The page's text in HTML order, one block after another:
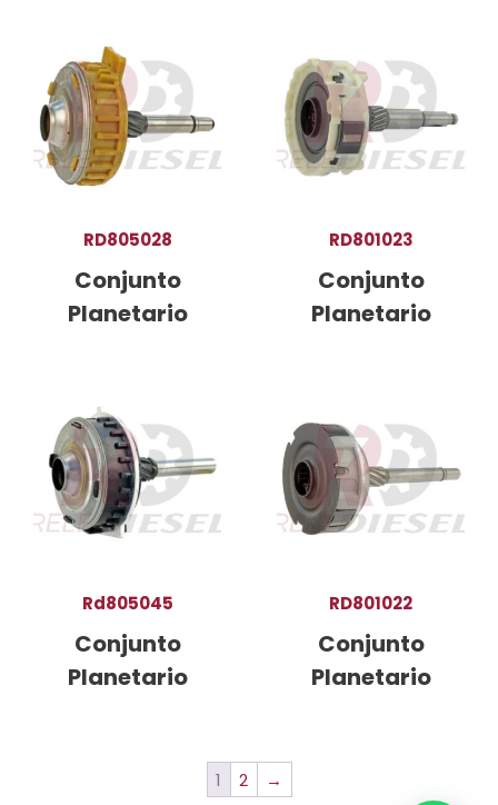
RD805028
Conjunto
Planetario
RD801023
Conjunto
Planetario
Rd805045
Conjunto
Planetario
RD801022
Conjunto
Planetario
1 2 →